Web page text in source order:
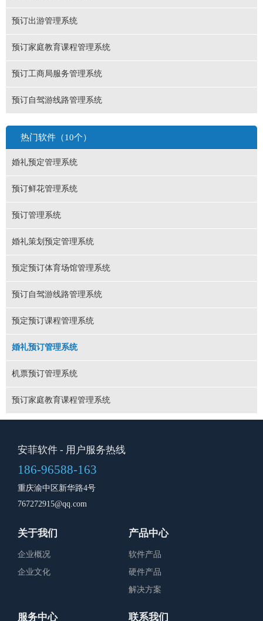
预订出游管理系统
预订家庭教育课程管理系统
预订工商局服务管理系统
预订自驾游线路管理系统
热门软件（10个）
婚礼预定管理系统
预订鲜花管理系统
预订管理系统
婚礼策划预定管理系统
预定预订体育场馆管理系统
预订自驾游线路管理系统
预定预订课程管理系统
婚礼预订管理系统
机票预订管理系统
预订家庭教育课程管理系统
安菲软件 - 用户服务热线
186-96588-163
重庆渝中区新华路4号
767272915@qq.com
关于我们
企业概况
企业文化
产品中心
软件产品
硬件产品
解决方案
服务中心 联系我们